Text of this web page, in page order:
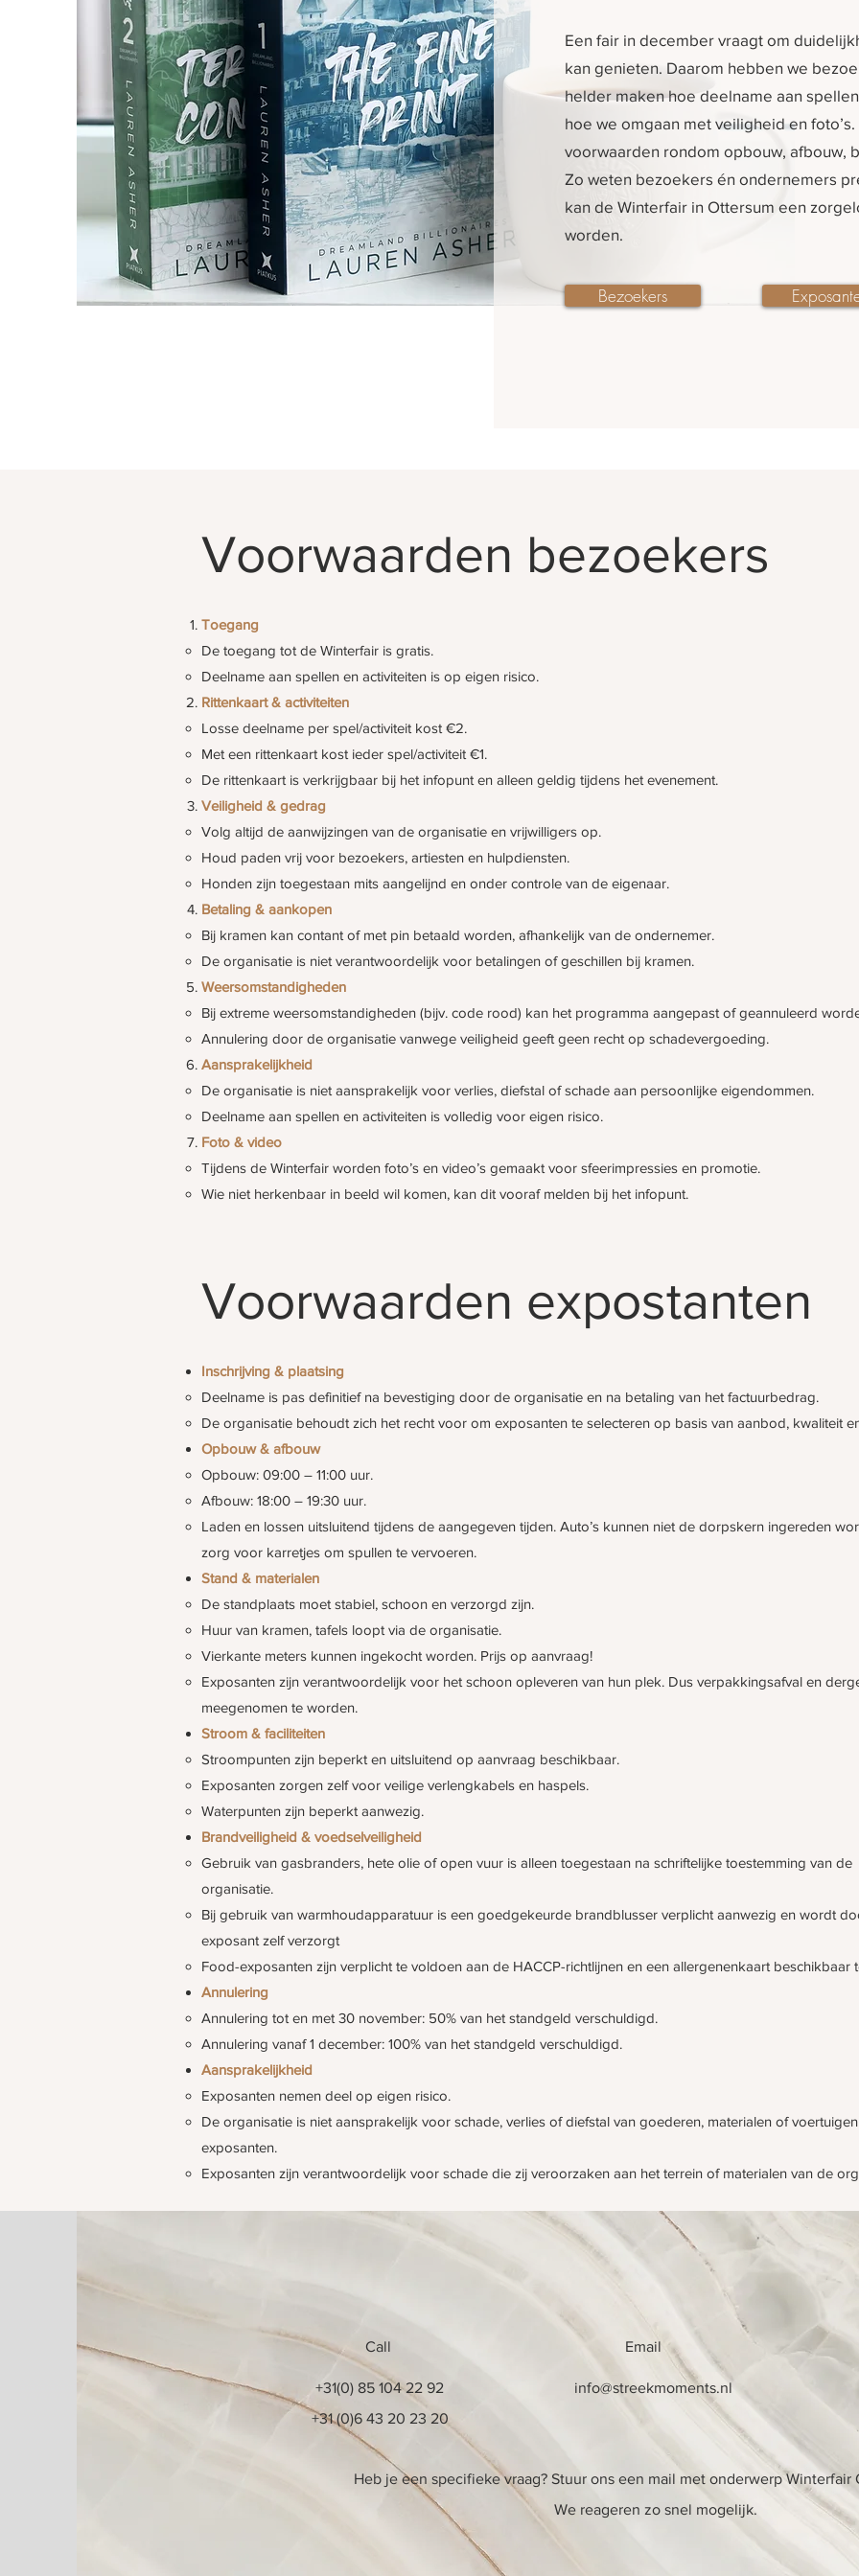
Een fair in december vraagt om
kan genieten. Daarom hebben we
helder maken hoe deelname aan
hoe we omgaan met veiligheid en
voorwaarden rondom opbouw, afbouw,
Zo weten bezoekers én ondernemers
kan de Winterfair in Ottersum een
worden.
Bezoekers
Voorwaarden bezoekers
Toegang
De toegang tot de Winterfair is gratis.
Deelname aan spellen en activiteiten is op eigen risico.
Rittenkaart & activiteiten
Losse deelname per spel/activiteit kost €2.
Met een rittenkaart kost ieder spel/activiteit €1.
De rittenkaart is verkrijgbaar bij het infopunt en alleen geldig tijdens het evenement.
Veiligheid & gedrag
Volg altijd de aanwijzingen van de organisatie en vrijwilligers op.
Houd paden vrij voor bezoekers, artiesten en hulpdiensten.
Honden zijn toegestaan mits aangelijnd en onder controle van de eigenaar.
Betaling & aankopen
Bij kramen kan contant of met pin betaald worden, afhankelijk van de ondernemer.
De organisatie is niet verantwoordelijk voor betalingen of geschillen bij kramen.
Weersomstandigheden
Bij extreme weersomstandigheden (bijv. code rood) kan het programma aangepast of geannuleerd
Annulering door de organisatie vanwege veiligheid geeft geen recht op schadevergoeding.
Aansprakelijkheid
De organisatie is niet aansprakelijk voor verlies, diefstal of schade aan persoonlijke eigendommen.
Deelname aan spellen en activiteiten is volledig voor eigen risico.
Foto & video
Tijdens de Winterfair worden foto’s en video’s gemaakt voor sfeerimpressies en promotie.
Wie niet herkenbaar in beeld wil komen, kan dit vooraf melden bij het infopunt.
Voorwaarden expostanten
Inschrijving & plaatsing
Deelname is pas definitief na bevestiging door de organisatie en na betaling van het factuurbedrag.
De organisatie behoudt zich het recht voor om exposanten te selecteren op basis van aanbod, kwaliteit
Opbouw & afbouw
Opbouw: 09:00 – 11:00 uur.
Afbouw: 18:00 – 19:30 uur.
Laden en lossen uitsluitend tijdens de aangegeven tijden. Auto’s kunnen niet de dorpskern ingereden
zorg voor karretjes om spullen te vervoeren.
Stand & materialen
De standplaats moet stabiel, schoon en verzorgd zijn.
Huur van kramen, tafels loopt via de organisatie.
Vierkante meters kunnen ingekocht worden. Prijs op aanvraag!
Exposanten zijn verantwoordelijk voor het schoon opleveren van hun plek. Dus verpakkingsafval en
meegenomen te worden.
Stroom & faciliteiten
Stroompunten zijn beperkt en uitsluitend op aanvraag beschikbaar.
Exposanten zorgen zelf voor veilige verlengkabels en haspels.
Waterpunten zijn beperkt aanwezig.
Brandveiligheid & voedselveiligheid
Gebruik van gasbranders, hete olie of open vuur is alleen toegestaan na schriftelijke toestemming van de
organisatie.
Bij gebruik van warmhoudapparatuur is een goedgekeurde brandblusser verplicht aanwezig en wordt
exposant zelf verzorgt
Food-exposanten zijn verplicht te voldoen aan de HACCP-richtlijnen en een allergenenkaart beschikbaar
Annulering
Annulering tot en met 30 november: 50% van het standgeld verschuldigd.
Annulering vanaf 1 december: 100% van het standgeld verschuldigd.
Aansprakelijkheid
Exposanten nemen deel op eigen risico.
De organisatie is niet aansprakelijk voor schade, verlies of diefstal van goederen, materialen of
exposanten.
Exposanten zijn verantwoordelijk voor schade die zij veroorzaken aan het terrein of materialen van de
Call
+31(0) 85 104 22 92
+31 (0)6 43 20 23 20
Email
info@streekmoments.nl
Heb je een specifieke vraag? Stuur ons een mail met onderwerp Winterfair
We reageren zo snel mogelijk.